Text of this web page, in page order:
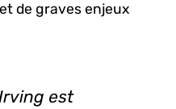
de graves enjeux
est